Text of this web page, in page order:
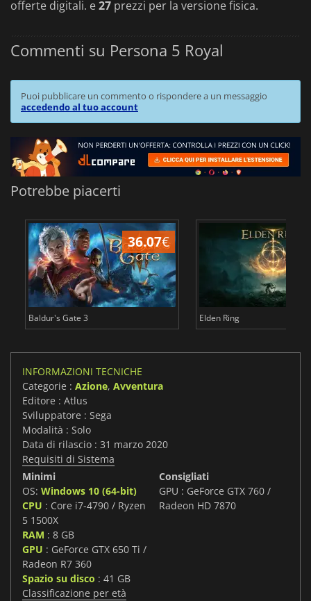
offerte digitali. e27 prezzi per la versione fisica.
Commenti su Persona 5 Royal
Puoi pubblicare un commento o rispondere a un messaggio
accedendo al tuo account
Potrebbe piacerti
36.07€
Baldur's Gate 3 Elden Ring
INFORMAZIONI TECNICHE
Categorie : Azione, Avventura
Editore : Atlus
Sviluppatore : Sega
Modalità : Solo
Data di rilascio : 31 marzo 2020
Requisiti di Sistema
Minimi
OS: Windows 10 (64-bit)
CPU : Core i7-4790 / Ryzen
5 1500X
RAM : 8 GB
GPU : GeForce GTX 650 Ti /
Radeon R7 360
Spazio su disco : 41 GB
Consigliati
GPU : GeForce GTX 760 /
Radeon HD 7870
Classificazione per età